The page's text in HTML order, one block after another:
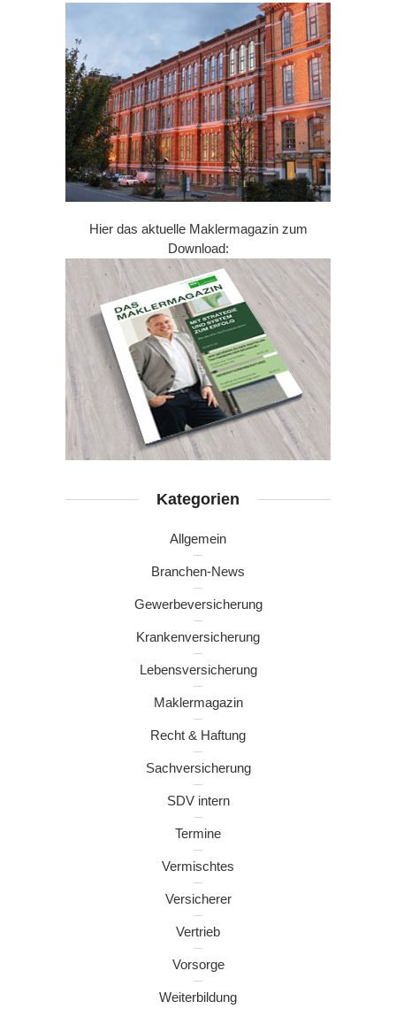
Hier das aktuelle Maklermagazin zum
Download:
Kategorien
Allgemein
Branchen-News
Gewerbeversicherung
Krankenversicherung
Lebensversicherung
Maklermagazin
Recht & Haftung
Sachversicherung
SDV intern
Termine
Vermischtes
Versicherer
Vertrieb
Vorsorge
Weiterbildung